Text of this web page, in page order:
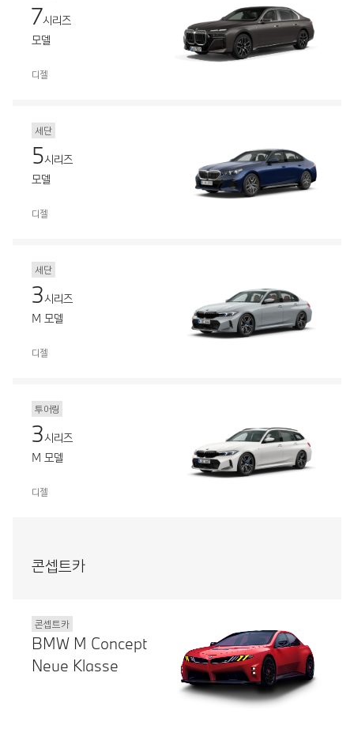
7시리즈
모델
디젤
세단
5시리즈
모델
디젤
세단
3시리즈
M 모델
디젤
투어링
3시리즈
M 모델
디젤
콘셉트카
콘셉트카
BMW M Concept
Neue Klasse